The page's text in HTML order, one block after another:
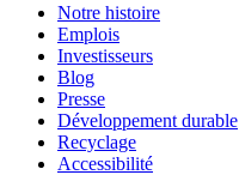
Notre histoire
Emplois
Investisseurs
Blog
Presse
Développement durable
Recyclage
Accessibilité